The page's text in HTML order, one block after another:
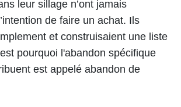
leur sillage n’ont jamais
de faire un achat. Ils
et construisaient une liste
pourquoi l'abandon spécifique
est appelé abandon de